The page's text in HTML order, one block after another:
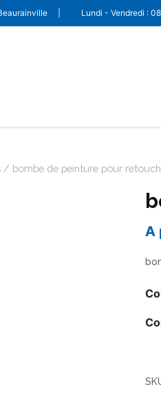
Lundi - Vendredi :
/ bombe de peinture pour
A